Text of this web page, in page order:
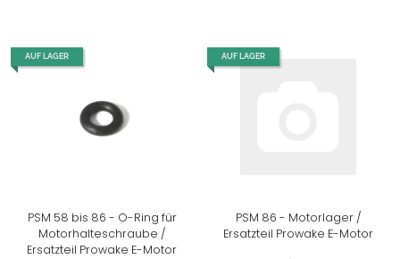
AUF LAGER
PSM 58 bis 86 - O-Ring für
Motorhalteschraube /
Ersatzteil Prowake E-Motor
AUF LAGER
PSM 86 - Motorlager /
Ersatzteil Prowake E-Motor